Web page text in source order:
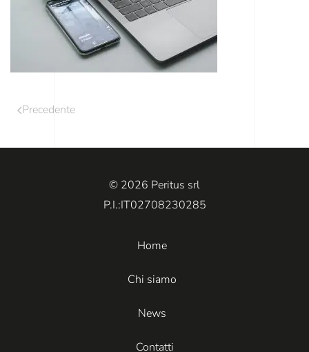
Precedente
© 2026 Peritus srl
P.I.:IT02708230285
Home
Chi siamo
News
Contatti